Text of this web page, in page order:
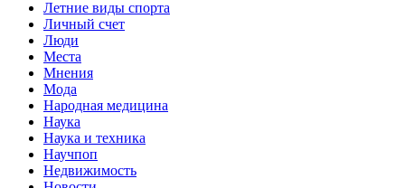
Летние виды спорта
Личный счет
Люди
Места
Мнения
Мода
Народная медицина
Наука
Наука и техника
Научпоп
Недвижимость